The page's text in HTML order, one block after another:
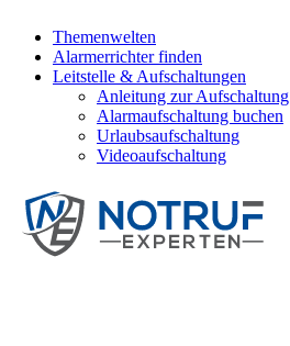
Themenwelten
Alarmerrichter finden
Leitstelle & Aufschaltungen
Anleitung zur Aufschaltung
Alarmaufschaltung buchen
Urlaubsaufschaltung
Videoaufschaltung